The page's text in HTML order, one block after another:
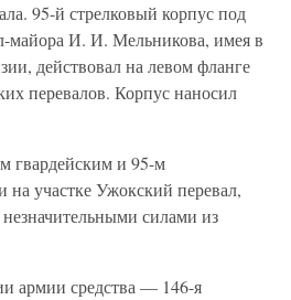
95-й стрелковый корпус под
майора И. И. Мельникова, имея в
действовал на левом фланге
перевалов. Корпус наносил
гвардейским и 95-м
на участке Ужокский перевал,
силами из
армии средства — 146-я